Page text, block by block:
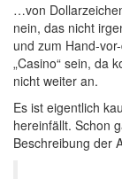
…von
nein, das nicht
und zum Hand-
„Casino“ sein, da
nicht weiter an.
Es ist eigentlich
hereinfällt. Schon
Beschreibung der